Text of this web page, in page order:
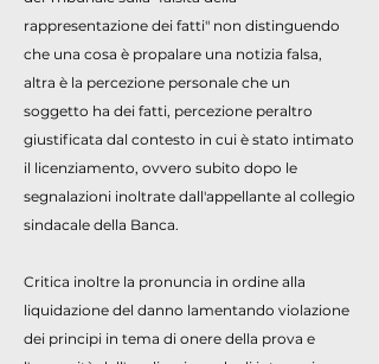
rappresentazione dei fatti" non distinguendo
che una cosa è propalare una notizia falsa,
altra è la percezione personale che un
soggetto ha dei fatti, percezione peraltro
giustificata dal contesto in cui è stato intimato
il licenziamento, ovvero subito dopo le
segnalazioni inoltrate dall'appellante al collegio
sindacale della Banca.
Critica inoltre la pronuncia in ordine alla
liquidazione del danno lamentando violazione
dei principi in tema di onere della prova e